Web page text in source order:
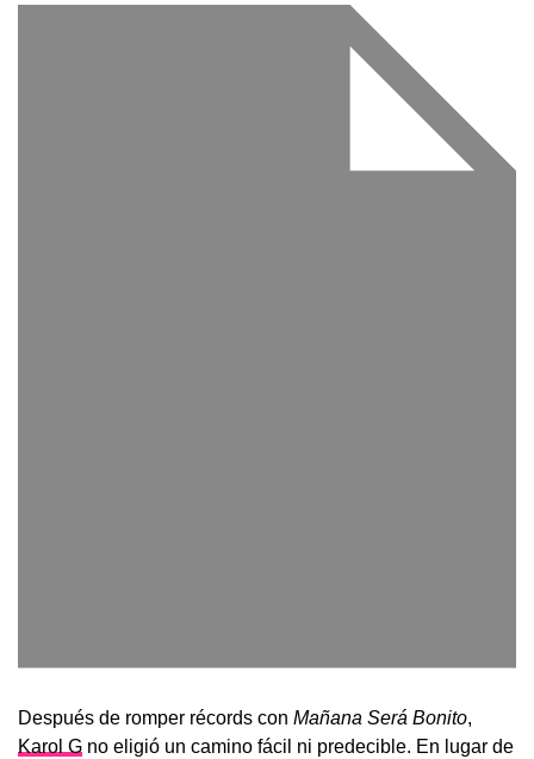
Después de romper récords con Mañana Será Bonito,
Karol G no eligió un camino fácil ni predecible. En lugar de